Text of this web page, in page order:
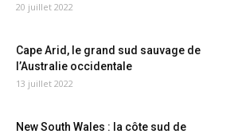
20 juillet 2022
Cape Arid, le grand sud sauvage de
l’Australie occidentale
13 juillet 2022
New South Wales : la côte sud de